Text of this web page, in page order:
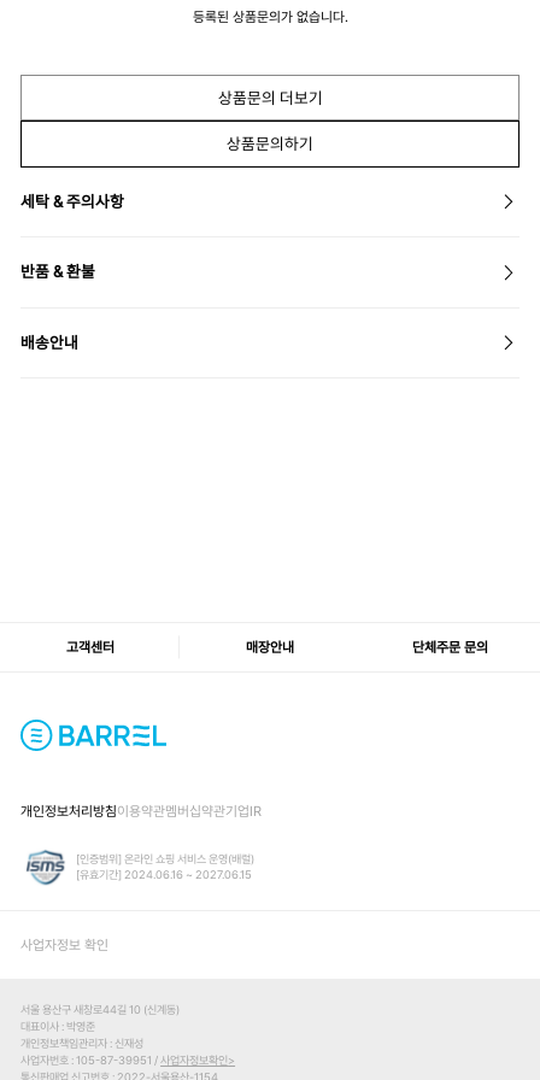
등록된 상품문의가 없습니다.
상품문의 더보기
상품문의하기
세탁 & 주의사항
반품 & 환불
배송안내
고객센터 매장안내 단체주문 문의
개인정보처리방침이용약관멤버십약관기업IR
[인증범위] 온라인 쇼핑 서비스 운영(배럴)
[유효기간] 2024.06.16 ~ 2027.06.15
사업자정보 확인
서울 용산구 새창로44길 10 (신계동)
대표이사
박영준
개인정보책임관리자
신재성
사업자번호
105-87-39951 /사업자정보확인
통신판매업 신고번호
2022-서울용산-1154